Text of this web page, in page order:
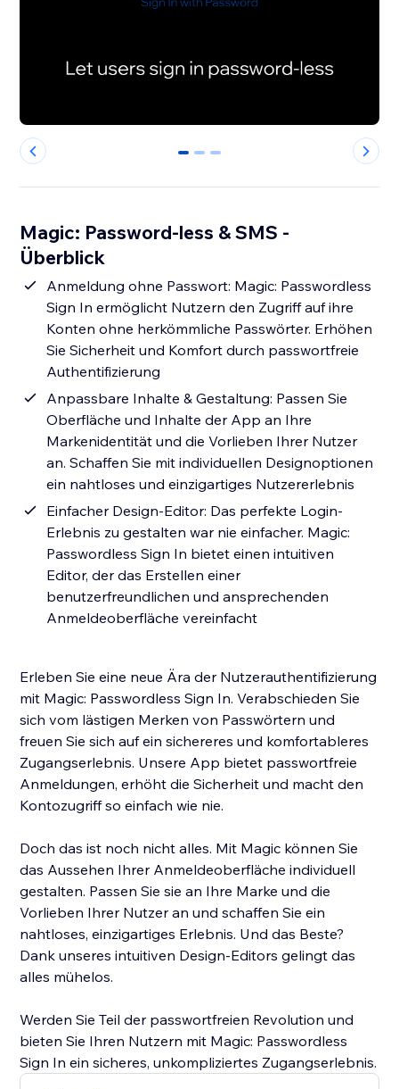
0 1 2
Magic: Password-less & SMS -
Überblick
Anmeldung ohne Passwort: Magic: Passwordless
Sign In ermöglicht Nutzern den Zugriff auf ihre
Konten ohne herkömmliche Passwörter. Erhöhen
Sie Sicherheit und Komfort durch passwortfreie
Authentifizierung
Anpassbare Inhalte & Gestaltung: Passen Sie
Oberfläche und Inhalte der App an Ihre
Markenidentität und die Vorlieben Ihrer Nutzer
an. Schaffen Sie mit individuellen Designoptionen
ein nahtloses und einzigartiges Nutzererlebnis
Einfacher Design-Editor: Das perfekte Login-
Erlebnis zu gestalten war nie einfacher. Magic:
Passwordless Sign In bietet einen intuitiven
Editor, der das Erstellen einer
benutzerfreundlichen und ansprechenden
Anmeldeoberfläche vereinfacht
Erleben Sie eine neue Ära der Nutzerauthentifizierung
mit Magic: Passwordless Sign In. Verabschieden Sie
sich vom lästigen Merken von Passwörtern und
freuen Sie sich auf ein sichereres und komfortableres
Zugangserlebnis. Unsere App bietet passwortfreie
Anmeldungen, erhöht die Sicherheit und macht den
Kontozugriff so einfach wie nie.
Doch das ist noch nicht alles. Mit Magic können Sie
das Aussehen Ihrer Anmeldeoberfläche individuell
gestalten. Passen Sie sie an Ihre Marke und die
Vorlieben Ihrer Nutzer an und schaffen Sie ein
nahtloses, einzigartiges Erlebnis. Und das Beste?
Dank unseres intuitiven Design-Editors gelingt das
alles mühelos.
Werden Sie Teil der passwortfreien Revolution und
bieten Sie Ihren Nutzern mit Magic: Passwordless
Sign In ein sicheres, unkompliziertes Zugangserlebnis.